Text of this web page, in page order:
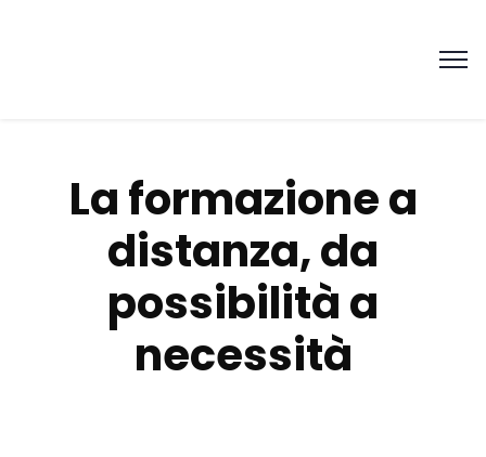
La formazione a
distanza, da
possibilità a
necessità